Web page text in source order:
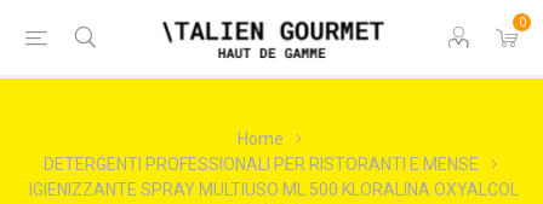
0
Home
DETERGENTI PROFESSIONALI PER RISTORANTI E MENSE
IGIENIZZANTE SPRAY MULTIUSO ML.500 KLORALINA OXYALCOL